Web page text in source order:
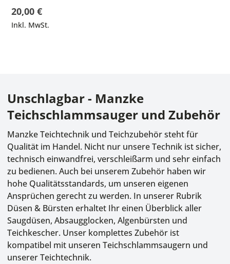
20,00 €
Inkl. MwSt.
Unschlagbar - Manzke
Teichschlammsauger und Zubehör
Manzke Teichtechnik und Teichzubehör steht für
Qualität im Handel. Nicht nur unsere Technik ist sicher,
technisch einwandfrei, verschleißarm und sehr einfach
zu bedienen. Auch bei unserem Zubehör haben wir
hohe Qualitätsstandards, um unseren eigenen
Ansprüchen gerecht zu werden. In unserer Rubrik
Düsen & Bürsten erhaltet Ihr einen Überblick aller
Saugdüsen, Absaugglocken, Algenbürsten und
Teichkescher. Unser komplettes Zubehör ist
kompatibel mit unseren Teichschlammsaugern und
unserer Teichtechnik.